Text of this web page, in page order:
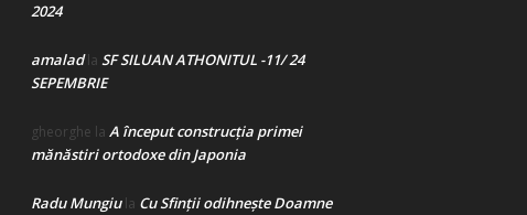
2024
amaladla SF SILUAN ATHONITUL -11/ 24
SEPEMBRIE
gheorghe la A început construcţia primei
mănăstiri ortodoxe din Japonia
Radu Mungiula Cu Sfinții odihnește Doamne